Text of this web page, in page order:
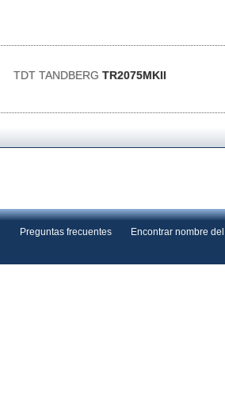
TDT TANDBERG TR2075MKII
Preguntas frecuentes Encontrar nombre